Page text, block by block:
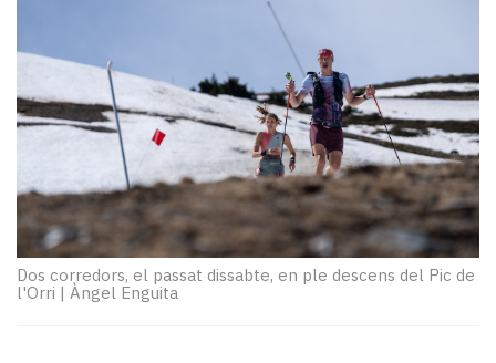
Entrevistes
Enquestes
A
la
teva!
Subscriptors
La
newsletter
Dos corredors, el passat dissabte, en ple descens del Pic de
l'Orri | Àngel Enguita